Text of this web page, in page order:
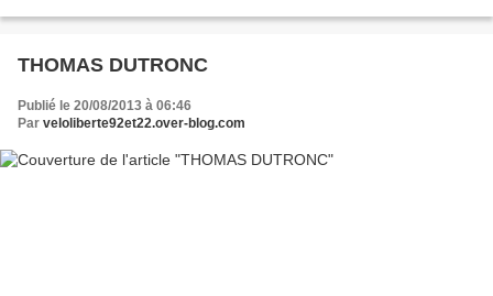
THOMAS DUTRONC
Publié le 20/08/2013 à 06:46
Par veloliberte92et22.over-blog.com